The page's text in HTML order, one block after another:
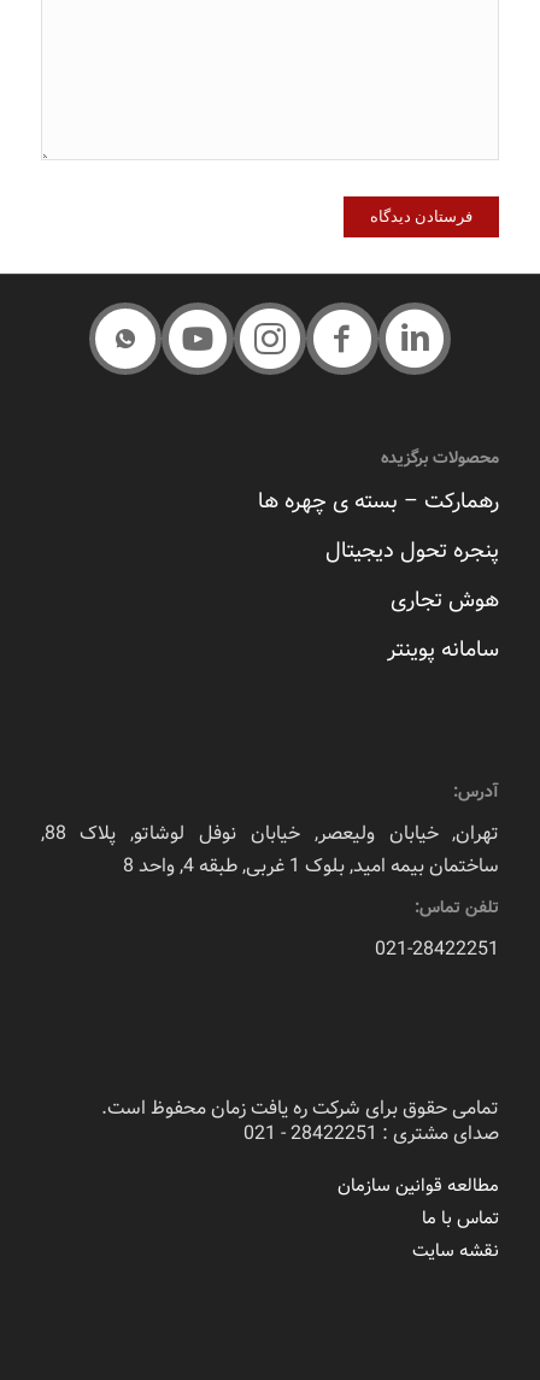
محصولات برگزیده
رهمارکت – بسته ی چهره ها
پنجره تحول دیجیتال
هوش تجاری
سامانه پوینتر
آدرس:
تهران, خیابان ولیعصر, خیابان نوفل لوشاتو, پلاک 88,
ساختمان بیمه امید, بلوک 1 غربی, طبقه 4, واحد 8
تلفن تماس:
021-28422251
تمامی حقوق برای شرکت ره یافت زمان محفوظ است.
صدای مشتری : 28422251 - 021
مطالعه قوانین سازمان
تماس با ما
نقشه سایت